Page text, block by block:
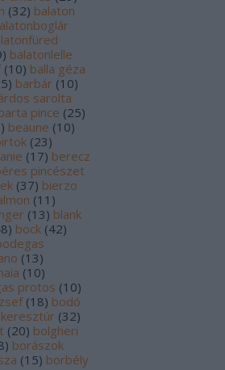
(32) balaton
) balatonlelle
(10) balla géza
) barbár (10)
sarolta
pince (25)
) beaune (10)
(23)
(17) berecz
pincészet
(37) bierzo
(11 )
(13) blank
) bock (42)
(13)
(10)
protos (10)
(18) bodó
(32)
(20) bolgheri
) borászok
(15) borbély